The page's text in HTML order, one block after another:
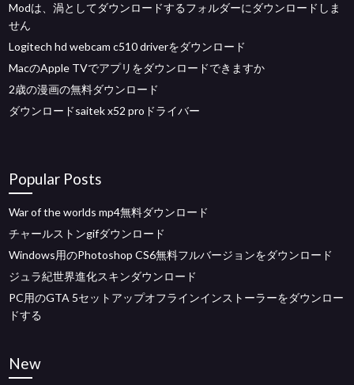
Modは、渦としてダウンロードするフォルダーにダウンロードしま
せん
Logitech hd webcam c510 driverをダウンロード
MacのApple TVでアプリをダウンロードできますか
2歳の漫画の無料ダウンロード
ダウンロードsaitek x52 proドライバー
Popular Posts
War of the worlds mp4無料ダウンロード
チャールストンgifダウンロード
Windows用のPhotoshop CS6無料フルバージョンをダウンロード
ジュラ紀世界進化スキンダウンロード
PC用のGTA 5セットアップオフラインインストーラーをダウンロー
ドする
New